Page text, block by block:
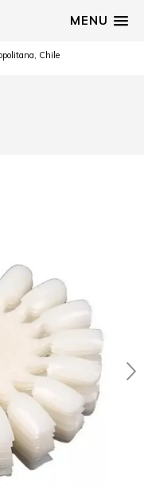
MENU
Chile